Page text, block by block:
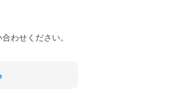
わせください。